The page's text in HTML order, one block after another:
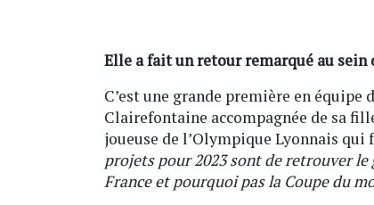
Elle a fait un retour remarqué au sein
C’est une grande première en
Clairefontaine accompagnée de sa
joueuse de l’Olympique Lyonnais
projets pour 2023 sont de retrouver le
France et pourquoi pas la Coupe du